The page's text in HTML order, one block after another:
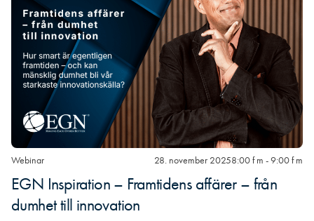
Webinar 28. november 20258:00 f m - 9:00 f m
EGN Inspiration – Framtidens affärer – från
dumhet till innovation